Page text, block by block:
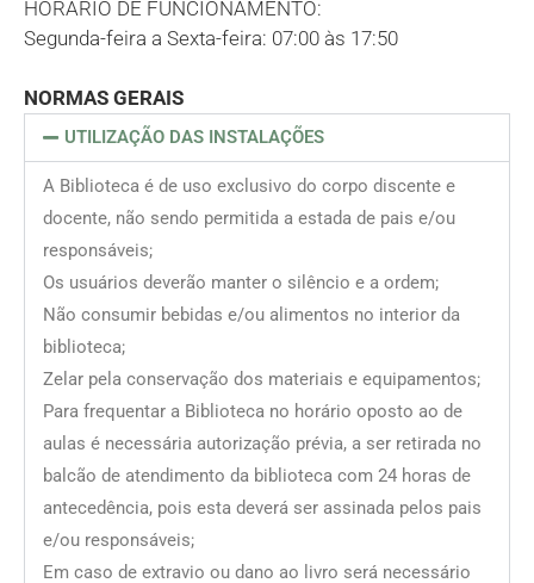
HORÁRIO DE FUNCIONAMENTO:
Segunda-feira a Sexta-feira: 07:00 às 17:50
NORMAS GERAIS
UTILIZAÇÃO DAS INSTALAÇÕES
A Biblioteca é de uso exclusivo do corpo discente e
docente, não sendo permitida a estada de pais e/ou
responsáveis;
Os usuários deverão manter o silêncio e a ordem;
Não consumir bebidas e/ou alimentos no interior da
biblioteca;
Zelar pela conservação dos materiais e equipamentos;
Para frequentar a Biblioteca no horário oposto ao de
aulas é necessária autorização prévia, a ser retirada no
balcão de atendimento da biblioteca com 24 horas de
antecedência, pois esta deverá ser assinada pelos pais
e/ou responsáveis;
Em caso de extravio ou dano ao livro será necessário